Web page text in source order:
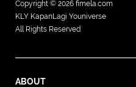
Copyright © 2026 fimela.com
KLY KapanLagi Youniverse
All Rights Reserved
ABOUT